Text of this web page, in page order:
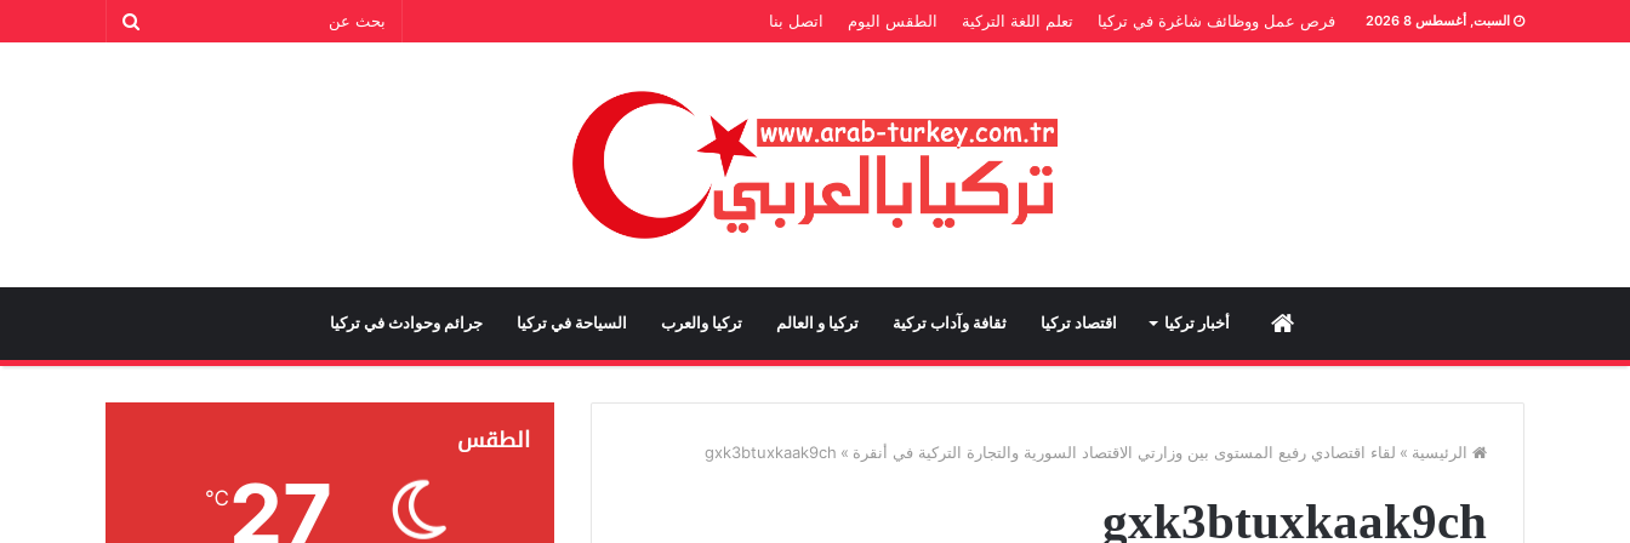
السبت, أغسطس 8 2026 فرص عمل ووظائف شاغرة في تركيا تعلم اللغة التركية الطقس اليوم اتصل بنا
Home أخبار تركيا اقتصاد تركيا ثقافة وآداب تركية تركيا و العالم تركيا والعرب السياحة في تركيا جرائم وحوادث في تركيا
الرئيسية » لقاء اقتصادي رفيع المستوى بين وزارتي الاقتصاد السورية والتجارة التركية في أنقرة »
gxk3btuxkaak9ch
gxk3btuxkaak9ch
الطقس
27
℃